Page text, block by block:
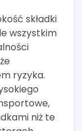
składki
wszystkim
ryzyka.
niż te